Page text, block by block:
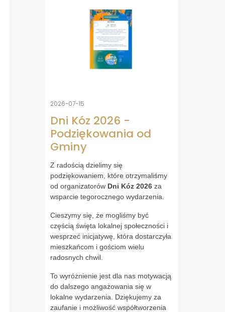
2026-07-15
Dni Kóz 2026 -
Podziękowania od
Gminy
Z radością dzielimy się
podziękowaniem, które otrzymaliśmy
od organizatorów Dni Kóz 2026 za
wsparcie tegorocznego wydarzenia.
Cieszymy się, że mogliśmy być
częścią święta lokalnej społeczności i
wesprzeć inicjatywę, która dostarczyła
mieszkańcom i gościom wielu
radosnych chwil.
To wyróżnienie jest dla nas motywacją
do dalszego angażowania się w
lokalne wydarzenia. Dziękujemy za
zaufanie i możliwość współtworzenia